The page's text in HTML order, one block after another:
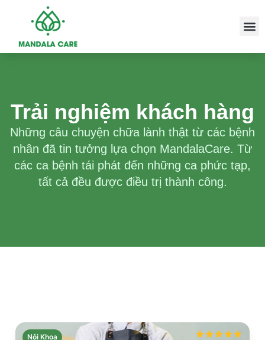
Trải nghiệm khách hàng
Những câu chuyện chữa lành thật từ các bệnh
nhân đã tin tưởng lựa chọn MandalaCare. Từ
các ca bệnh tái phát đến những ca phức tạp,
tất cả đều được điều trị thành công.
Nội Khoa